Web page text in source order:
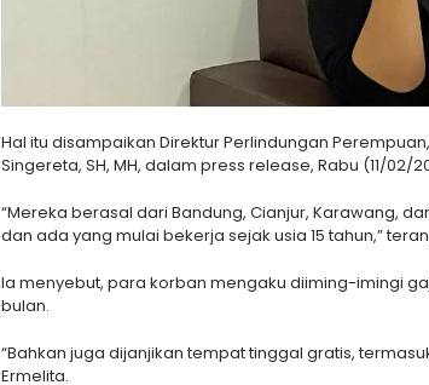
Hal itu disampaikan Direktur Perlindungan
Singereta, SH, MH, dalam press release, Rabu (11/02/
“Mereka berasal dari Bandung, Cianjur, Karawang,
dan ada yang mulai bekerja sejak usia 15 tahun,”
Ia menyebut, para korban mengaku diiming-imingi
bulan.
“Bahkan juga dijanjikan tempat tinggal gratis,
Ermelita.